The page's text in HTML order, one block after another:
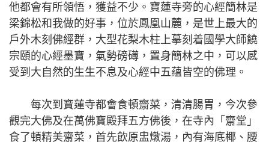
他都會有所領悟，獲益不少。寶蓮寺旁的心經簡林是
梁錦松和我做的好事，位於鳳凰山麓，是世上最大的
戶外木刻佛經群，大型花梨木柱上摹刻着國學大師饒
宗頤的心經墨寶，氣勢磅礡，置身簡林之中，可以感
受到大自然的生生不息及心經中五蘊皆空的佛理。
每次到寶蓮寺都會食頓齋菜，清清腸胃，今次參
觀完大佛及在萬佛寶殿拜五方佛後，在寺內「齋堂」
食了頓精美齋菜，首先飲原盅燉湯，內有海底椰、腰